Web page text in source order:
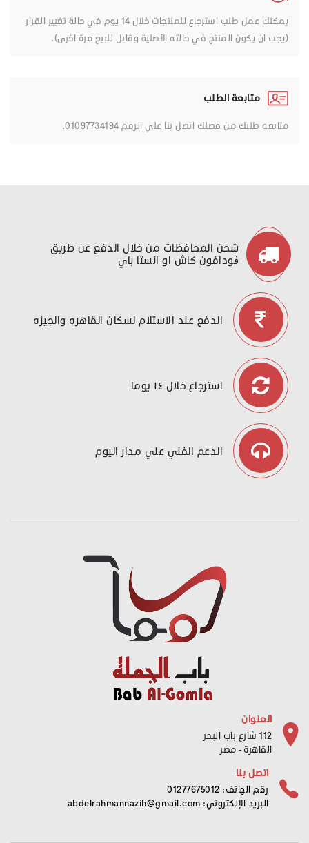
يمكنك عمل طلب استرجاع للمنتجات خلال 14 يوم في حالة تغيير القرار
(يجب ان يكون المنتج في حالته الأصلية وقابل للبيع مرة اخرى).
متابعة الطلب
متابعه طلبك من فضلك اتصل بنا علي الرقم 01097734194.
شحن المحافظات من خلال الدفع عن طريق
ڤودافون كاش او انستا باي
الدفع عند الاستلام لسكان القاهره والجيزه
استرجاع خلال ١٤ يوما
الدعم الفني علي مدار اليوم
العنوان
112 شارع باب البحر
القاهرة - مصر
اتصل بنا
رقم الهاتف: 01277675012
البريد الإلكتروني: abdelrahmannazih@gmail.com